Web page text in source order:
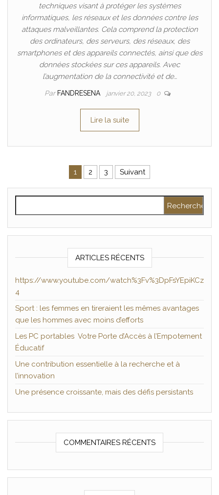
techniques visant à protéger les systèmes
informatiques, les réseaux et les données contre les
attaques malveillantes. Cela comprend la protection
des ordinateurs, des serveurs, des réseaux, des
smartphones et des appareils connectés, ainsi que des
données stockées sur ces appareils. Avec
l’augmentation de la connectivité et de…
Par FANDRESENA janvier 20, 2023 0
Lire la suite
Pagination des publications
1 2 3 Suivant
ARTICLES RÉCENTS
https://www.youtube.com/watch%3Fv%3DpFsYEpiKCz
4
Sport : les femmes en tireraient les mêmes avantages
que les hommes avec moins d’efforts
Les PC portables Votre Porte d’Accès à l’Empotement
Éducatif
Une contribution essentielle à la recherche et à
l’innovation
Une présence croissante, mais des défis persistants
COMMENTAIRES RÉCENTS